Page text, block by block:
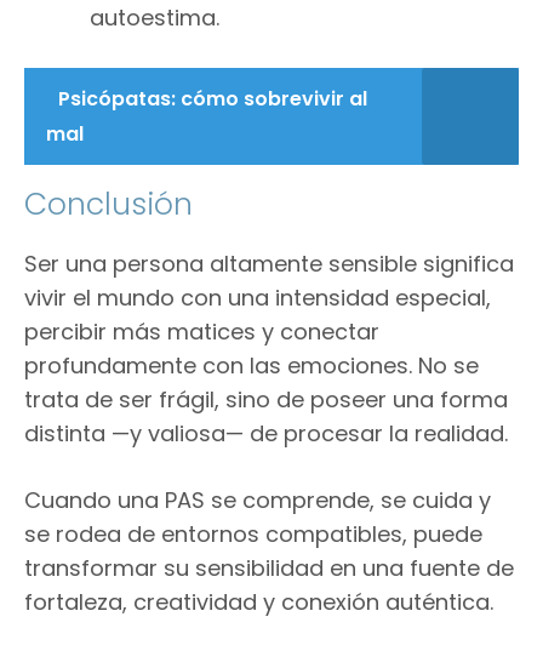
autoestima.
Psicópatas: cómo sobrevivir al
mal
Conclusión
Ser una persona altamente sensible significa
vivir el mundo con una intensidad especial,
percibir más matices y conectar
profundamente con las emociones. No se
trata de ser frágil, sino de poseer una forma
distinta —y valiosa— de procesar la realidad.
Cuando una PAS se comprende, se cuida y
se rodea de entornos compatibles, puede
transformar su sensibilidad en una fuente de
fortaleza, creatividad y conexión auténtica.